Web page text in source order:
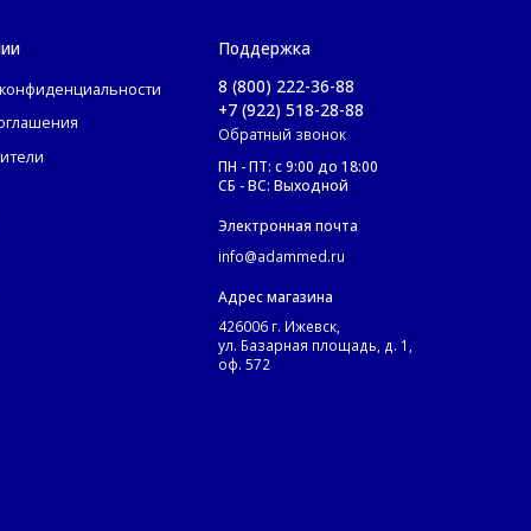
Поддержка
8 (800) 222-36-88
+7 (922) 518-28-88
Обратный звонок
ПН - ПТ: с 9:00 до 18:00
СБ - ВС: Выходной
Электронная почта
info@adammed.ru
Адрес магазина
426006 г. Ижевск,
ул. Базарная площадь, д. 1,
оф. 572